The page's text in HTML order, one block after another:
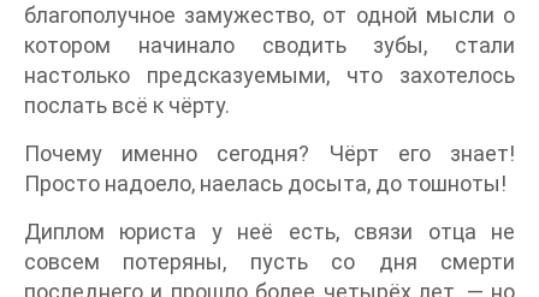
благополучное замужество, от одной мысли о
котором начинало сводить зубы, стали
настолько предсказуемыми, что захотелось
послать всё к чёрту.
Почему именно сегодня? Чёрт его знает!
Просто надоело, наелась досыта, до тошноты!
Диплом юриста у неё есть, связи отца не
совсем потеряны, пусть со дня смерти
последнего и прошло более четырёх лет, — но